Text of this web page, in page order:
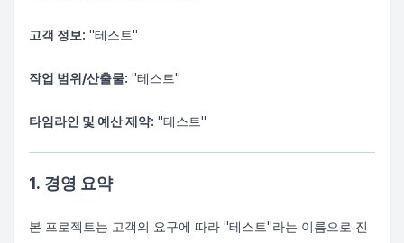
고객 정보: "테스트"
작업 범위/산출물: "테스트"
타임라인 및 예산 제약: "테스트"
1. 경영 요약
본 프로젝트는 고객의 요구에 따라 "테스트"라는 이름으로 진